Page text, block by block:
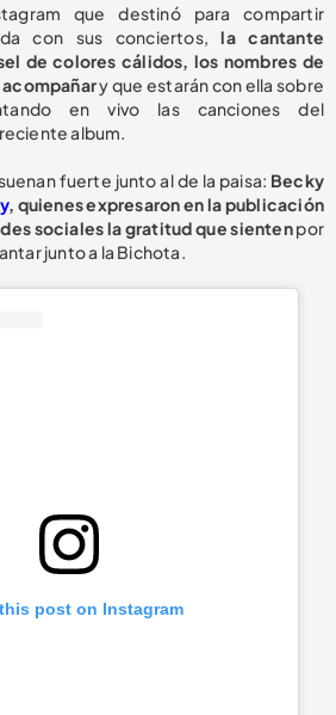
que destinó para compartir
con sus conciertos,la cantante
de colores cálidos, los nombres de
acompañary que estarán con ella sobre
en vivo las canciones del
album.
fuerte junto al de la paisa: Becky
, quienes expresaron en la publicación
sociales la gratitud que sientenpor
junto a la Bichota.
post on Instagram